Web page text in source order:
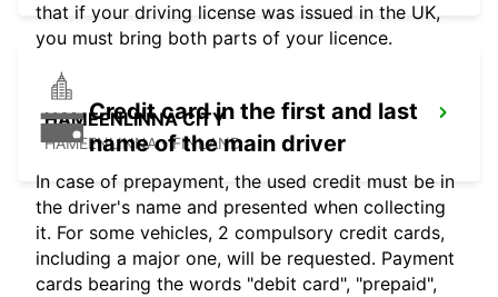
HAMEENLINNA CITY
HÄMEENLINNA - FINLAND
that if your driving license was issued in the UK,
you must bring both parts of your licence.
Credit card in the first and last
name of the main driver
In case of prepayment, the used credit must be in
the driver's name and presented when collecting
it. For some vehicles, 2 compulsory credit cards,
including a major one, will be requested. Payment
cards bearing the words "debit card", "prepaid",